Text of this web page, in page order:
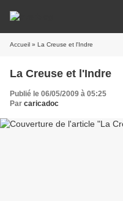
Accueil » La Creuse et l'Indre
La Creuse et l'Indre
Publié le 06/05/2009 à 05:25
Par caricadoc